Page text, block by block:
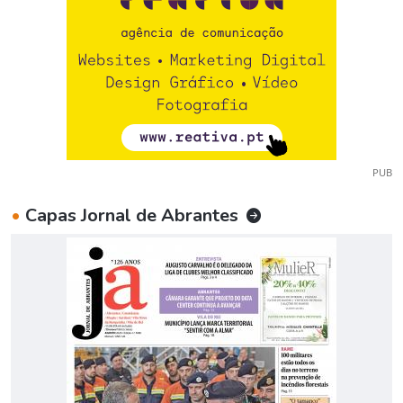
PUB
• Capas Jornal de Abrantes